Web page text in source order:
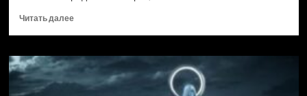
Читать далееПрочитать
Lord
the